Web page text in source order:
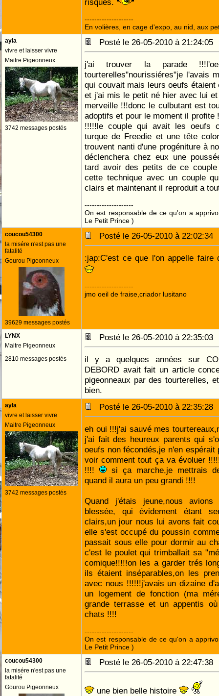
risques.
--------------------
En volières, en cage d'expo, au nid, aux
ayla
vivre et laisser vivre
Maitre Pigeonneux
3742 messages postés
Posté le 26-05-2010 à
j'ai trouver la parade
tourterelles"nourissiéres"je l'avais
qui couvait mais leurs oeufs
et j'ai mis le petit né hier avec lui
merveille !!!donc le culbutant est
adoptifs et pour le moment il profite
!!!!!le couple qui avait les oeufs
turque de Freedie et une tête
trouvent nanti d'une progéniture à
déclenchera chez eux une
tard avoir des petits de ce couple
cette technique avec un couple
clairs et maintenant il reproduit a
--------------------
On est responsable de ce qu'on a
Le Petit Prince )
coucou54300
la misére n'est pas une
fatalité
Gourou Pigeonneux
39629 messages postés
Posté le 26-05-2010 à
:jap:C'est ce que l'on appelle faire
--------------------
jmo oeil de fraise,criador lusitano
LYNX
Maitre Pigeonneux
2810 messages postés
Posté le 26-05-2010 à
il y a quelques années sur
DEBORD avait fait un article
pigeonneaux par des tourterelles,
bien.
ayla
vivre et laisser vivre
Maitre Pigeonneux
3742 messages postés
Posté le 26-05-2010 à
eh oui !!!j'ai sauvé mes
j'ai fait des heureux parents qui
oeufs non fécondés,je n'en
voir comment tout ça va évoluer
!!!!
si ça marche,je mettrais
quand il aura un peu grandi !!!!
Quand j'étais jeune,nous
blessée, qui évidement étant
clairs,un jour nous lui avons fait
elle s'est occupé du poussin
passait sous elle pour dormir au
c'est le poulet qui trimballait sa
comique!!!!!on les a garder trés
ils étaient inséparables,on les
avec nous !!!!!!j'avais un dizaine
un logement de fonction (ma
grande terrasse et un appentis
chats !!!!
--------------------
On est responsable de ce qu'on a
Le Petit Prince )
coucou54300
la misére n'est pas une
fatalité
Gourou Pigeonneux
Posté le 26-05-2010 à
une bien belle histoire